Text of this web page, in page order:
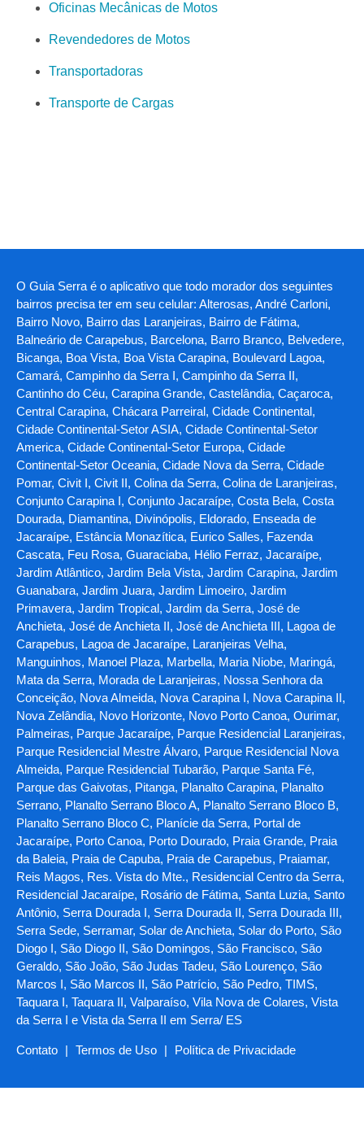
Oficinas Mecânicas de Motos
Revendedores de Motos
Transportadoras
Transporte de Cargas
O Guia Serra é o aplicativo que todo morador dos seguintes
bairros precisa ter em seu celular: Alterosas, André Carloni,
Bairro Novo, Bairro das Laranjeiras, Bairro de Fátima,
Balneário de Carapebus, Barcelona, Barro Branco, Belvedere,
Bicanga, Boa Vista, Boa Vista Carapina, Boulevard Lagoa,
Camará, Campinho da Serra I, Campinho da Serra II,
Cantinho do Céu, Carapina Grande, Castelândia, Caçaroca,
Central Carapina, Chácara Parreiral, Cidade Continental,
Cidade Continental-Setor ASIA, Cidade Continental-Setor
America, Cidade Continental-Setor Europa, Cidade
Continental-Setor Oceania, Cidade Nova da Serra, Cidade
Pomar, Civit I, Civit II, Colina da Serra, Colina de Laranjeiras,
Conjunto Carapina I, Conjunto Jacaraípe, Costa Bela, Costa
Dourada, Diamantina, Divinópolis, Eldorado, Enseada de
Jacaraípe, Estância Monazítica, Eurico Salles, Fazenda
Cascata, Feu Rosa, Guaraciaba, Hélio Ferraz, Jacaraípe,
Jardim Atlântico, Jardim Bela Vista, Jardim Carapina, Jardim
Guanabara, Jardim Juara, Jardim Limoeiro, Jardim
Primavera, Jardim Tropical, Jardim da Serra, José de
Anchieta, José de Anchieta II, José de Anchieta III, Lagoa de
Carapebus, Lagoa de Jacaraípe, Laranjeiras Velha,
Manguinhos, Manoel Plaza, Marbella, Maria Niobe, Maringá,
Mata da Serra, Morada de Laranjeiras, Nossa Senhora da
Conceição, Nova Almeida, Nova Carapina I, Nova Carapina II,
Nova Zelândia, Novo Horizonte, Novo Porto Canoa, Ourimar,
Palmeiras, Parque Jacaraípe, Parque Residencial Laranjeiras,
Parque Residencial Mestre Álvaro, Parque Residencial Nova
Almeida, Parque Residencial Tubarão, Parque Santa Fé,
Parque das Gaivotas, Pitanga, Planalto Carapina, Planalto
Serrano, Planalto Serrano Bloco A, Planalto Serrano Bloco B,
Planalto Serrano Bloco C, Planície da Serra, Portal de
Jacaraípe, Porto Canoa, Porto Dourado, Praia Grande, Praia
da Baleia, Praia de Capuba, Praia de Carapebus, Praiamar,
Reis Magos, Res. Vista do Mte., Residencial Centro da Serra,
Residencial Jacaraípe, Rosário de Fátima, Santa Luzia, Santo
Antônio, Serra Dourada I, Serra Dourada II, Serra Dourada III,
Serra Sede, Serramar, Solar de Anchieta, Solar do Porto, São
Diogo I, São Diogo II, São Domingos, São Francisco, São
Geraldo, São João, São Judas Tadeu, São Lourenço, São
Marcos I, São Marcos II, São Patrício, São Pedro, TIMS,
Taquara I, Taquara II, Valparaíso, Vila Nova de Colares, Vista
da Serra I e Vista da Serra II em Serra/ ES
Contato | Termos de Uso | Política de Privacidade